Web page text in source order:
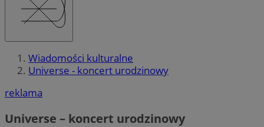
Wiadomości kulturalne
Universe - koncert urodzinowy
reklama
Universe – koncert urodzinowy